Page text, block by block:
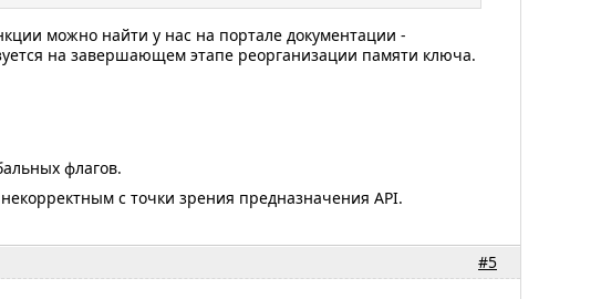
можно найти у нас на портале документации -
на завершающем этапе реорганизации памяти ключа.
флагов.
с точки зрения предназначения API.
#5